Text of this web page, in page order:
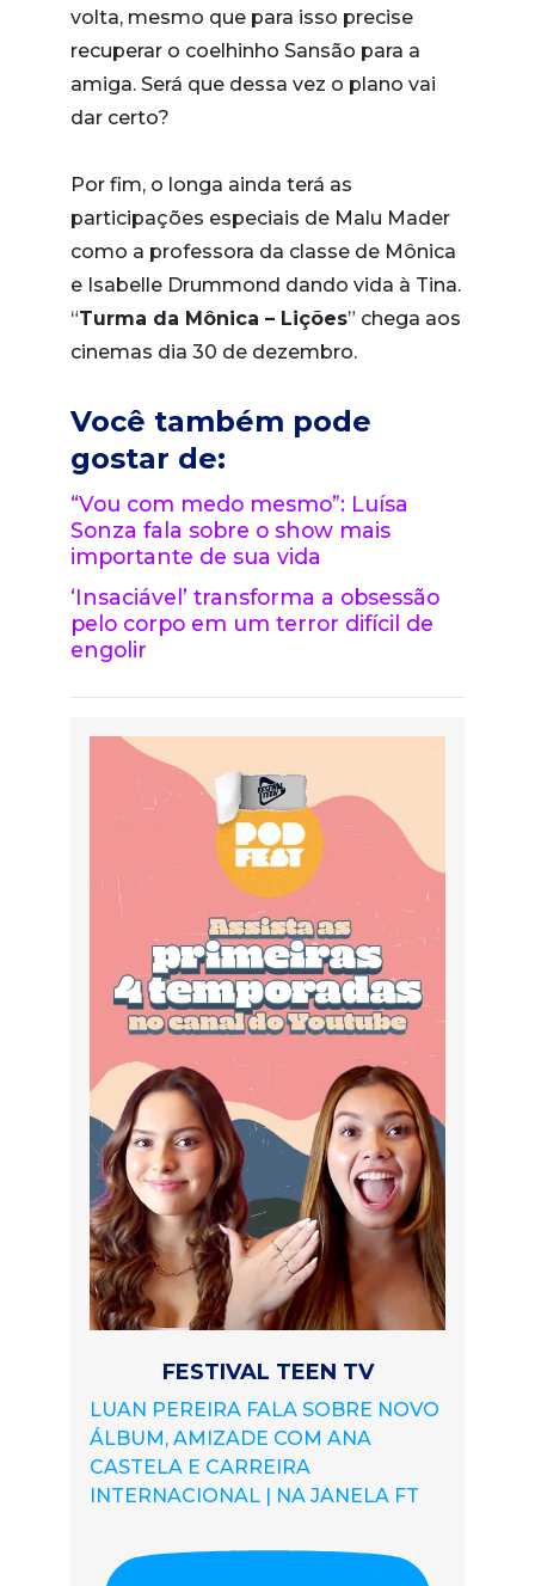
volta, mesmo que para isso precise
recuperar o coelhinho Sansão para a
amiga. Será que dessa vez o plano vai
dar certo?
Por fim, o longa ainda terá as
participações especiais de Malu Mader
como a professora da classe de Mônica
e Isabelle Drummond dando vida à Tina.
“Turma da Mônica – Lições” chega aos
cinemas dia 30 de dezembro.
Você também pode
gostar de:
“Vou com medo mesmo”: Luísa
Sonza fala sobre o show mais
importante de sua vida
‘Insaciável’ transforma a obsessão
pelo corpo em um terror difícil de
engolir
FESTIVAL TEEN TV
LUAN PEREIRA FALA SOBRE NOVO
ÁLBUM, AMIZADE COM ANA
CASTELA E CARREIRA
INTERNACIONAL | NA JANELA FT